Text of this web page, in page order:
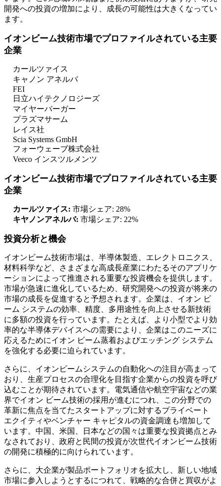
開発への投資の増加により、成長の可能性は大きくなってい
ます。
イオンビーム技術市場でプロファイルされている主要
企業
カールツァイス
キャノン アネルバ
FEI
日立ハイテクノロジーズ
マイヤーバーガー
プラズマサーム
レイス社
Scia Systems GmbH
フォーウェーブ株式会社
Veeco インスツルメンツ
イオンビーム技術市場でプロファイルされている主要
企業
カールツァイス: 市場シェア: 28%
キヤノンアネルバ: 市場シェア: 22%
投資分析と機会
イオンビーム技術市場は、半導体製造、エレクトロニクス、
材料科学など、さまざまな高成長産業にわたるそのアプリケ
ーションによって推進される重要な投資機会を提供します。
市場が急速に進化しているため、研究開発への投資が将来の
市場の成長を促進すると予想されます。企業は、イオン ビ
ーム システムの効率、精度、多用途性を向上させる新技術
に多額の投資を行っています。たとえば、より小型でより効
率的な半導体デバイスへの需要により、企業はこのニーズに
応えるためにイオン ビーム蒸着およびエッチング システム
を強化する必要に迫られています。
さらに、イオンビームシステムの自動化への注目が高まって
おり、生産プロセスの合理化を目指す企業からの投資を呼び
込むことが期待されています。電気通信や航空宇宙などの業
界でイオン ビーム技術の採用が進むにつれ、この分野での
革新に焦点を当てたスタートアップに対するプライベート
エクイティやベンチャー キャピタルの資金調達も増加して
います。中国、米国、日本などの国々は重要な投資拠点とみ
なされており、政府と民間の投資が次世代イオンビーム技術
の開発に積極的に向けられています。
さらに、大企業が製品ポートフォリオを拡大し、新しい地域
市場に参入しようとするにつれて、戦略的な合併と買収がよ